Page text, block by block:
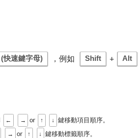
(快速鍵字母) ，例如 Shift + Alt
← → or ↑ ↓ 鍵移動項目順序。
→ or ↑ ↓ 鍵移動標籤順序。